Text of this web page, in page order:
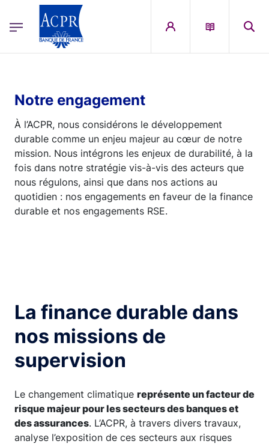
ACPR Menu Principal (French)
Notre engagement
À l’ACPR, nous considérons le développement
durable comme un enjeu majeur au cœur de notre
mission. Nous intégrons les enjeux de durabilité, à la
fois dans notre stratégie vis-à-vis des acteurs que
nous régulons, ainsi que dans nos actions au
quotidien : nos engagements en faveur de la finance
durable et nos engagements RSE.
La finance durable dans
nos missions de
supervision
Le changement climatique représente un facteur de
risque majeur pour les secteurs des banques et
des assurances. L’ACPR, à travers divers travaux,
analyse l’exposition de ces secteurs aux risques